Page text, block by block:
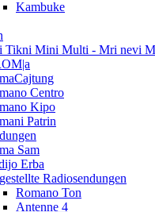
Kambuke
Tikni Mini Multi - Mri nevi
Centro
Kipo
Patrin
Sam
Erba
Radiosendungen
Romano Ton
Antenne 4